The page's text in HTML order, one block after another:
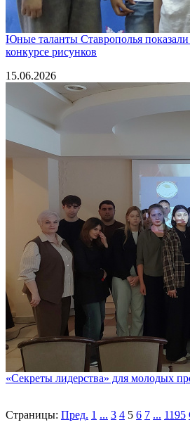
Юные таланты Ставрополья показали
конкурсе рисунков
15.06.2026
«Секреты лидерства» для молодых
Страницы: Пред. 1 ... 3 4 5 6 7 ... 1195